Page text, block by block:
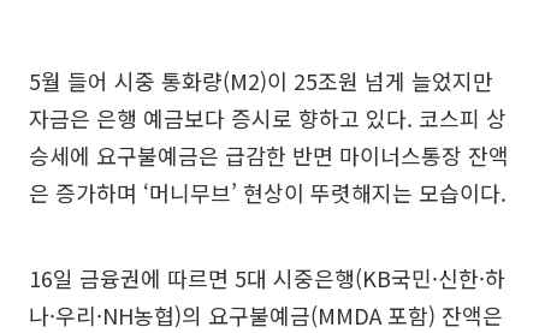
5월 들어 시중 통화량(M2)이 25조원 넘게 늘었지만
자금은 은행 예금보다 증시로 향하고 있다. 코스피 상
승세에 요구불예금은 급감한 반면 마이너스통장 잔액
은 증가하며 ‘머니무브’ 현상이 뚜렷해지는 모습이다.
16일 금융권에 따르면 5대 시중은행(KB국민·신한·하
나·우리·NH농협)의 요구불예금(MMDA 포함) 잔액은